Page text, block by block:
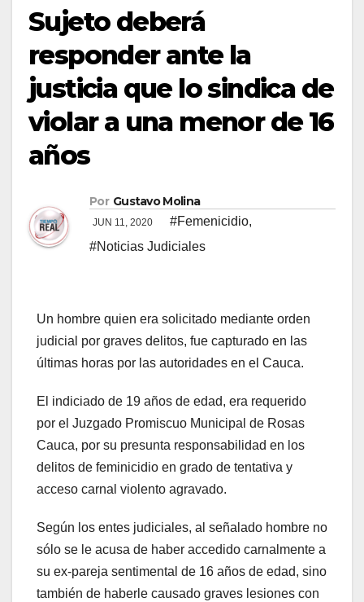
Sujeto deberá
responder ante la
justicia que lo sindica de
violar a una menor de 16
años
Por Gustavo Molina
JUN 11, 2020 #Femenicidio,
#Noticias Judiciales
Un hombre quien era solicitado mediante orden
judicial por graves delitos, fue capturado en las
últimas horas por las autoridades en el Cauca.
El indiciado de 19 años de edad, era requerido
por el Juzgado Promiscuo Municipal de Rosas
Cauca, por su presunta responsabilidad en los
delitos de feminicidio en grado de tentativa y
acceso carnal violento agravado.
Según los entes judiciales, al señalado hombre no
sólo se le acusa de haber accedido carnalmente a
su ex-pareja sentimental de 16 años de edad, sino
también de haberle causado graves lesiones con